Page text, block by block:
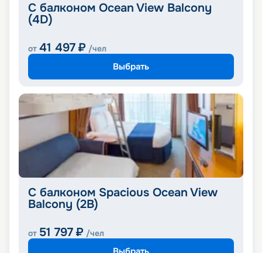
С балконом Ocean View Balcony
(4D)
от 41 497 ₽ /чел
Выбрать
С балконом Spacious Ocean View
Balcony (2B)
от 51 797 ₽ /чел